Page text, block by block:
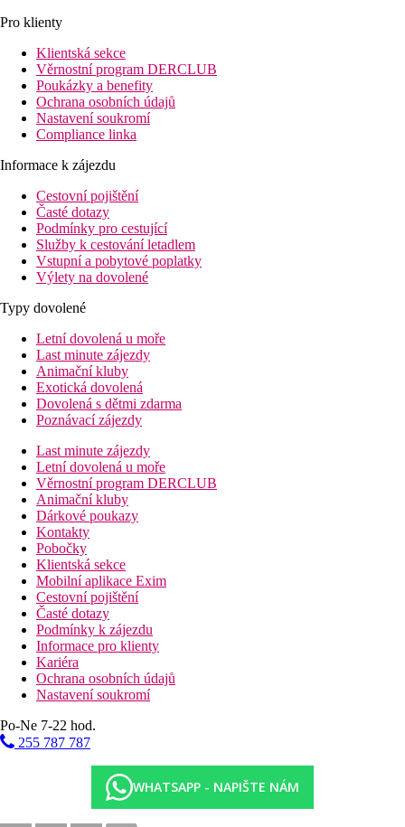
Pro klienty
Klientská sekce
Věrnostní program DERCLUB
Poukázky a benefity
Ochrana osobních údajů
Nastavení soukromí
Compliance linka
Informace k zájezdu
Cestovní pojištění
Časté dotazy
Podmínky pro cestující
Služby k cestování letadlem
Vstupní a pobytové poplatky
Výlety na dovolené
Typy dovolené
Letní dovolená u moře
Last minute zájezdy
Animační kluby
Exotická dovolená
Dovolená s dětmi zdarma
Poznávací zájezdy
Last minute zájezdy
Letní dovolená u moře
Věrnostní program DERCLUB
Animační kluby
Dárkové poukazy
Kontakty
Pobočky
Klientská sekce
Mobilní aplikace Exim
Cestovní pojištění
Časté dotazy
Podmínky k zájezdu
Informace pro klienty
Kariéra
Ochrana osobních údajů
Nastavení soukromí
Po-Ne 7-22 hod.
255 787 787
WHATSAPP - NAPIŠTE NÁM